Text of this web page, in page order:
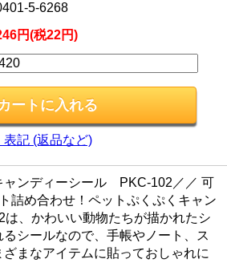
5-6268
円(税22円)
記 (返品など)
ャンディーシール PKC-102／／ 可
詰め合わせ！ペットぷくぷくキャン
は、かわいい動物たちが描かれたシ
シールなので、手帳やノート、ス
まなアイテムに貼っておしゃれに